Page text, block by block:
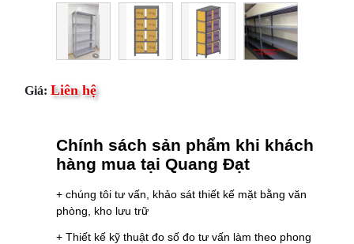
Giá: Liên hệ
Chính sách sản phẩm khi khách
hàng mua tại Quang Đạt
+ chúng tôi tư vấn, khảo sát thiết kế mặt bằng văn
phòng, kho lưu trữ
+ Thiết kế kỹ thuật đo số đo tư vấn làm theo phong